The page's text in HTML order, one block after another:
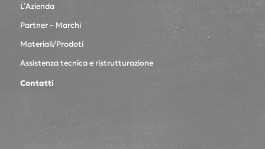
L’Azienda
Partner – Marchi
Materiali/Prodoti
Assistenza tecnica e ristrutturazione
Contatti